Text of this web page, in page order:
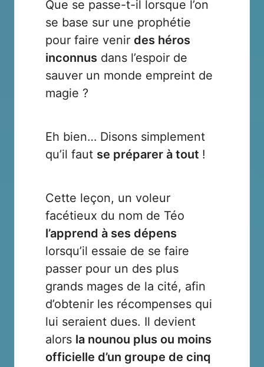
Que se passe-t-il lorsque l’on
se base sur une prophétie
pour faire venir des héros
inconnus dans l’espoir de
sauver un monde empreint de
magie ?
Eh bien… Disons simplement
qu’il faut se préparer à tout !
Cette leçon, un voleur
facétieux du nom de Téo
l’apprend à ses dépens
lorsqu’il essaie de se faire
passer pour un des plus
grands mages de la cité, afin
d’obtenir les récompenses qui
lui seraient dues. Il devient
alors la nounou plus ou moins
officielle d’un groupe de cinq